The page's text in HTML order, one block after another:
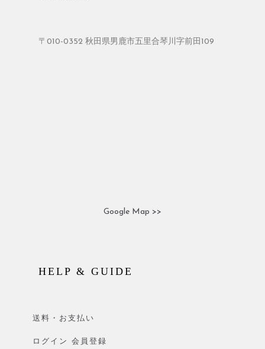
〒010-0352 秋田県男鹿市五里合琴川字前田109
Google Map >>
HELP & GUIDE
送料・お支払い
ログイン 会員登録